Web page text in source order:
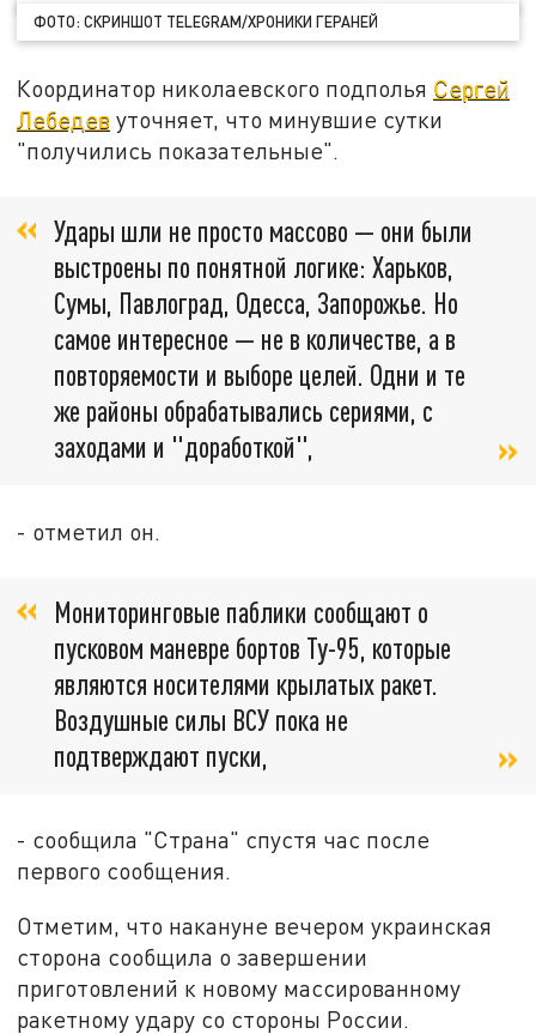
ФОТО: СКРИНШОТ TELEGRAM/ХРОНИКИ ГЕРАНЕЙ
Координатор николаевского подполья Сергей
Лебедев уточняет, что минувшие сутки
"получились показательные".
Удары шли не просто массово — они были
выстроены по понятной логике: Харьков,
Сумы, Павлоград, Одесса, Запорожье. Но
самое интересное — не в количестве, а в
повторяемости и выборе целей. Одни и те
же районы обрабатывались сериями, с
заходами и "доработкой",
- отметил он.
Мониторинговые паблики сообщают о
пусковом маневре бортов Ту-95, которые
являются носителями крылатых ракет.
Воздушные силы ВСУ пока не
подтверждают пуски,
- сообщила "Страна" спустя час после
первого сообщения.
Отметим, что накануне вечером украинская
сторона сообщила о завершении
приготовлений к новому массированному
ракетному удару со стороны России.